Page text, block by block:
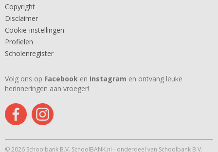
Copyright
Disclaimer
Cookie-instellingen
Profielen
Scholenregister
Volg ons op Facebook en Instagram en ontvang leuke
herinneringen aan vroeger!
© 2026 Schoolbank B.V. SchoolBANK.nl - onderdeel van Schoolbank B.V.